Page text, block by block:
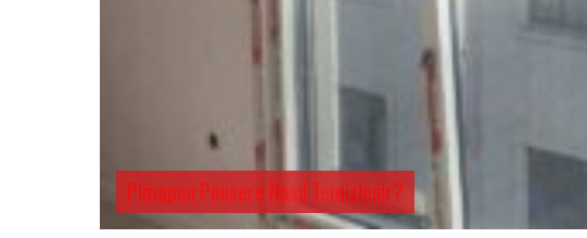
Pimapen Pencere Nasıl Temizlenir?